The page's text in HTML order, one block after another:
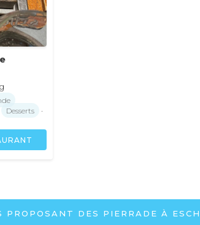
Desserts
·
PROPOSANT DES PIERRADE À